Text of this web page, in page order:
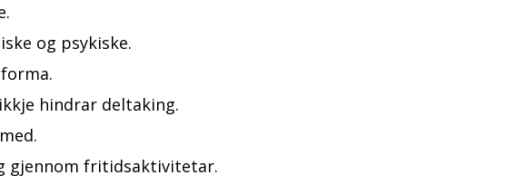
og psykiske.
hindrar deltaking.
gjennom fritidsaktivitetar.